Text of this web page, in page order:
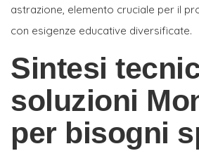
astrazione, elemento cruciale per il
con esigenze educative diversificate.
Sintesi
soluzioni
per bisogni